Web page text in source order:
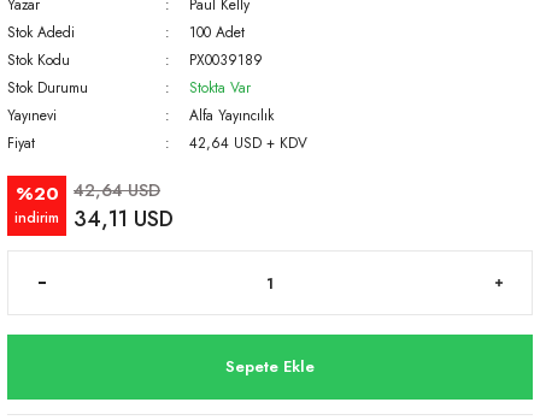
Yazar
Paul Kelly
Stok Adedi
100 Adet
Stok Kodu
PX0039189
Stok Durumu
Stokta Var
Yayınevi
Alfa Yayıncılık
Fiyat
42,64 USD + KDV
%20
indirim
42,64 USD
34,11 USD
Sepete Ekle